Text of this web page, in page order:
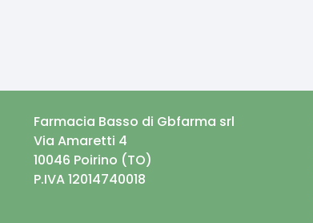
Farmacia Basso di Gbfarma srl
Via Amaretti 4
10046 Poirino (TO)
P.IVA12014740018